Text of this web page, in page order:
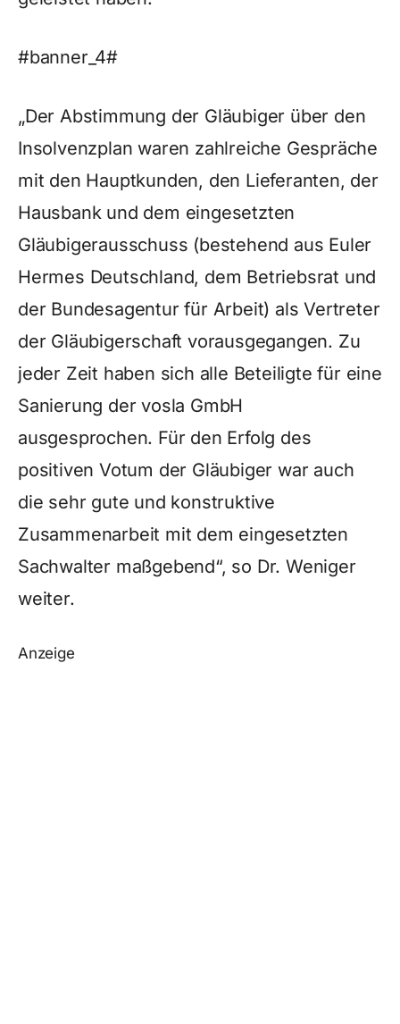
#banner_4#
„Der Abstimmung der Gläubiger über den
Insolvenzplan waren zahlreiche Gespräche
mit den Hauptkunden, den Lieferanten, der
Hausbank und dem eingesetzten
Gläubigerausschuss (bestehend aus Euler
Hermes Deutschland, dem Betriebsrat und
der Bundesagentur für Arbeit) als Vertreter
der Gläubigerschaft vorausgegangen. Zu
jeder Zeit haben sich alle Beteiligte für eine
Sanierung der vosla GmbH
ausgesprochen. Für den Erfolg des
positiven Votum der Gläubiger war auch
die sehr gute und konstruktive
Zusammenarbeit mit dem eingesetzten
Sachwalter maßgebend“, so Dr. Weniger
weiter.
Anzeige